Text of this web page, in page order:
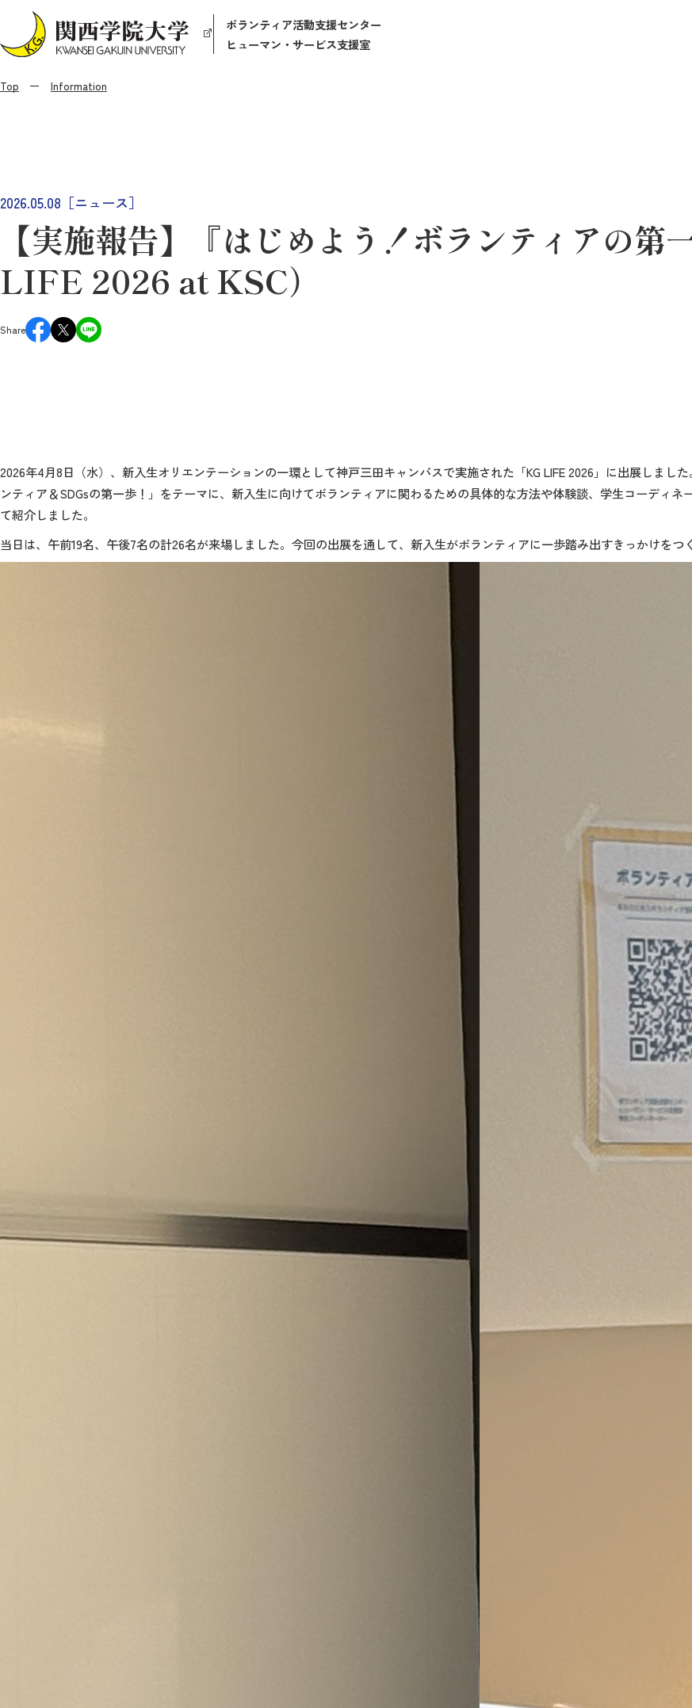
ボランティア活動支援センター
ヒューマン・サービス支援室
Top Information
2026.05.08［ニュース］
【実施報告】『はじめよう！ボランティアの第
LIFE 2026 at KSC）
Share
2026年4月8日（水）、新入生オリエンテーションの一環として神戸三田キャンパスで実施された「KG LIFE 2026 」に出展しまし
ンティア＆SDGsの第一歩！」をテーマに、新入生に向けてボランティアに関わるための具体的な方法や体験談、学生コーディネ
て紹介しました。
当日は、午前19名、午後7名の計26名が来場しました。今回の出展を通して、新入生がボランティアに一歩踏み出すきっかけをつ